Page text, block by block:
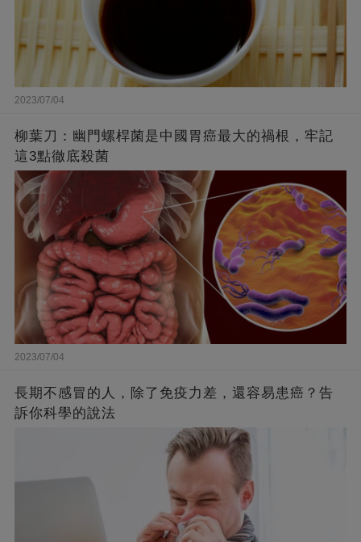
2023/07/04
柳葉刀：幽門螺桿菌是中國胃癌最大的禍根，牢記
這3點徹底殺菌
2023/07/04
長期不感冒的人，除了免疫力差，還容易患癌？告
訴你科學的說法